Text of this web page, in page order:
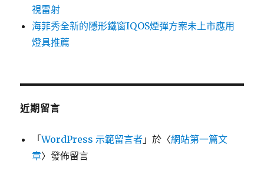
視雷射
海菲秀全新的隱形鐵窗IQOS煙彈方案未上市應用
燈具推薦
近期留言
「WordPress 示範留言者 」於〈網站第一篇文
章〉發佈留言